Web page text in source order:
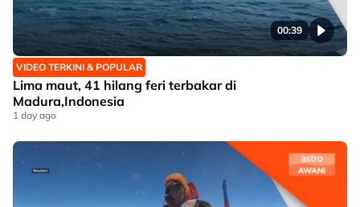
00:39
VIDEO TERKINI & POPULAR
Lima maut, 41 hilang feri terbakar di
Madura,Indonesia
1 day ago